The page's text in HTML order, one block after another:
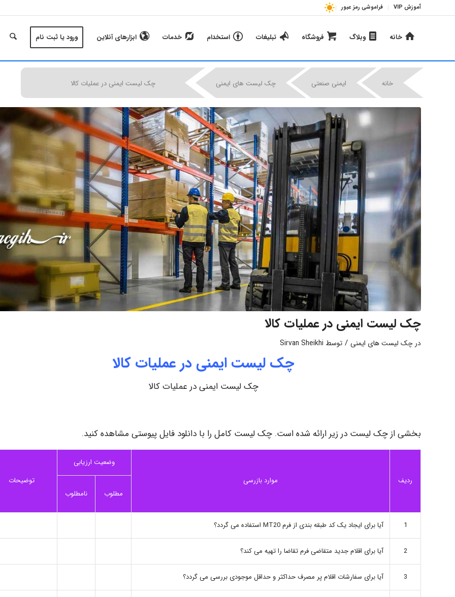
آموزش VIP فراموشی رمز عبور
خانه وبلاگ فروشگاه تبلیغات استخدام خدمات ابزارهای آنلاین ورود یا ثبت نام
خانه ایمنی صنعتی | چک لیست های ایمنی چک لیست ایمنی در عملیات کالا
چک لیست ایمنی در عملیات کالا
درچک لیست های ایمنی / توسط Sirvan Sheikhi
چک لیست ایمنی در عملیات کالا
چک لیست ایمنی در عملیات کالا
بخشی از چک لیست در زیر ارائه شده است. چک لیست کامل را با دانلود فایل پیوستی مشاهده کنید.
ردیف موارد بازرسی
وضعیت ارزیابی
توضیحات
مطلوب
نامطلوب
1 آیا برای ایجاد یک کد طبقه بندی از فرم MT20 استفاده می گردد؟
2 آیا برای اقلام جدید متقاضی فرم تقاضا را تهیه می کند؟
3 آیا برای سفارشات اقلام پر مصرف حداکثر و حداقل موجودی بررسی می گردد؟